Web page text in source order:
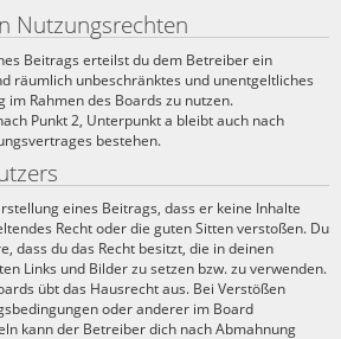
Nutzungsrechten
Beitrags erteilst du dem Betreiber ein
räumlich unbeschränktes und unentgeltliches
im Rahmen des Boards zu nutzen.
Punkt 2, Unterpunkt a bleibt auch nach
bestehen.
eines Beitrags, dass er keine Inhalte
Recht oder die guten Sitten verstoßen. Du
dass du das Recht besitzt, die in deinen
Links und Bilder zu setzen bzw. zu verwenden.
übt das Hausrecht aus. Bei Verstößen
oder anderer im Board
kann der Betreiber dich nach Abmahnung